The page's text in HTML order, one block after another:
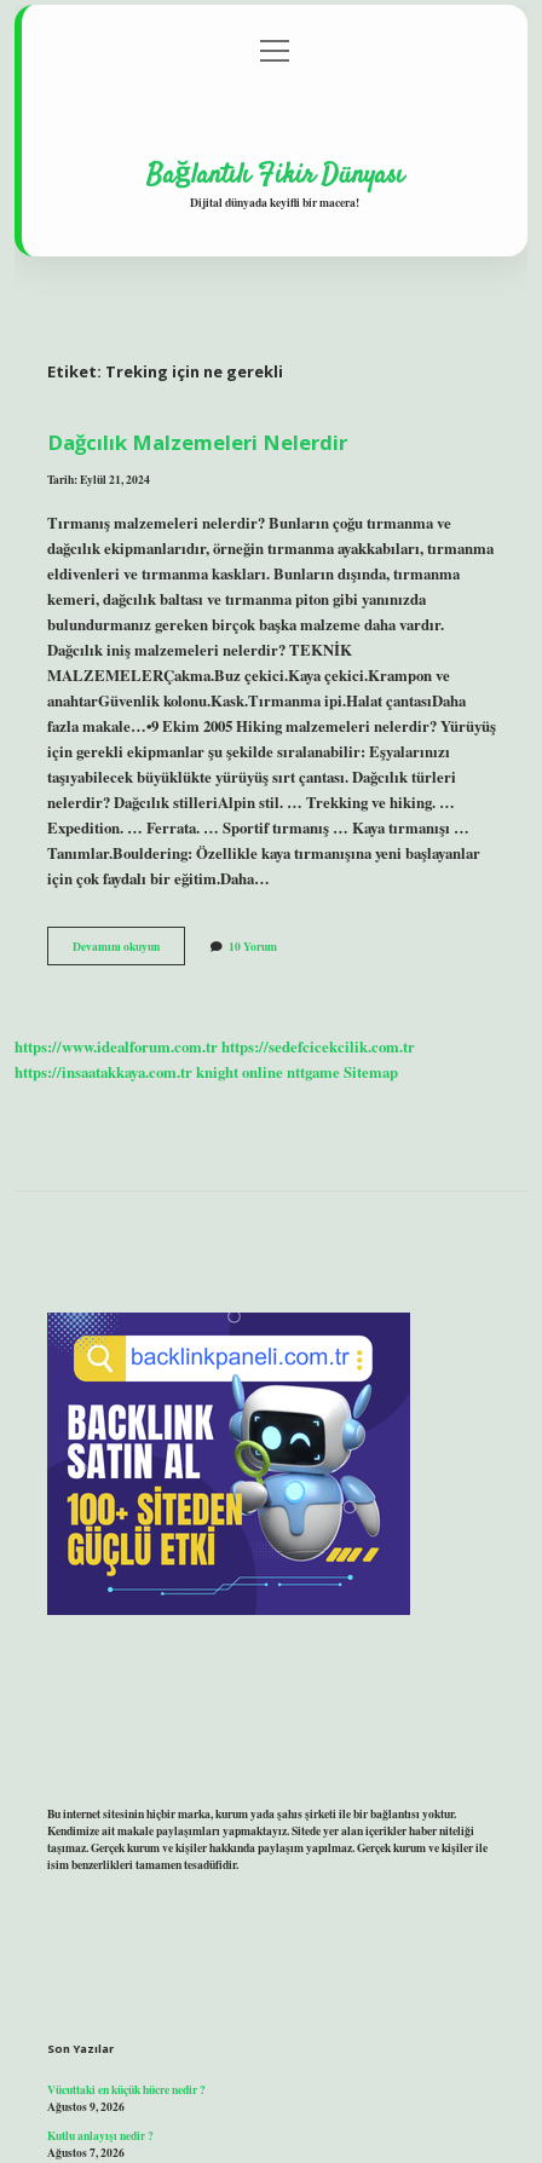
Gizlilik Politikası
menüyü
aç
Bağlantılı Fikir Dünyası
Dijital dünyada keyifli bir macera!
Etiket: Treking için ne gerekli
Dağcılık Malzemeleri Nelerdir
Tarih: Eylül 21, 2024
Tırmanış malzemeleri nelerdir? Bunların çoğu tırmanma ve
dağcılık ekipmanlarıdır, örneğin tırmanma ayakkabıları, tırmanma
eldivenleri ve tırmanma kaskları. Bunların dışında, tırmanma
kemeri, dağcılık baltası ve tırmanma piton gibi yanınızda
bulundurmanız gereken birçok başka malzeme daha vardır.
Dağcılık iniş malzemeleri nelerdir? TEKNİK
MALZEMELERÇakma.Buz çekici.Kaya çekici.Krampon ve
anahtarGüvenlik kolonu.Kask.Tırmanma ipi.Halat çantasıDaha
fazla makale…•9 Ekim 2005 Hiking malzemeleri nelerdir? Yürüyüş
için gerekli ekipmanlar şu şekilde sıralanabilir: Eşyalarınızı
taşıyabilecek büyüklükte yürüyüş sırt çantası. Dağcılık türleri
nelerdir? Dağcılık stilleriAlpin stil. … Trekking ve hiking. …
Expedition. … Ferrata. … Sportif tırmanış … Kaya tırmanışı …
Tanımlar.Bouldering: Özellikle kaya tırmanışına yeni başlayanlar
için çok faydalı bir eğitim.Daha…
Devamını okuyunDağcılık
Malzemeleri
10 Yorum
https://www.idealforum.com.trhttps://sedefcicekcilik.com.tr
https://insaatakkaya.com.trknight onlinenttgameSitemap
Bu internet sitesinin hiçbir marka, kurum yada şahıs şirketi ile bir bağlantısı yoktur.
Kendimize ait makale paylaşımları yapmaktayız. Sitede yer alan içerikler haber niteliği
taşımaz. Gerçek kurum ve kişiler hakkında paylaşım yapılmaz. Gerçek kurum ve kişiler ile
isim benzerlikleri tamamen tesadüfidir.
Son Yazılar
Vücuttaki en küçük hücre nedir ?
Ağustos 9, 2026
Kutlu anlayışı nedir ?
Ağustos 7, 2026